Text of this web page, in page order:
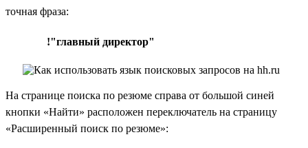
точная фраза:
!"главный директор"
На странице поиска по резюме справа от большой синей
кнопки «Найти» расположен переключатель на страницу
«Расширенный поиск по резюме»: